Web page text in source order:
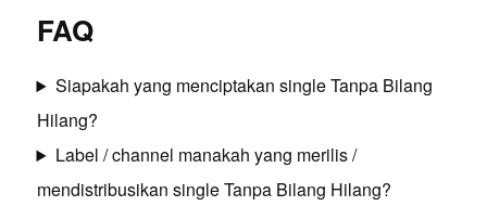
FAQ
Siapakah yang menciptakan single Tanpa Bilang
Hilang?
Label / channel manakah yang merilis /
mendistribusikan single Tanpa Bilang Hilang?